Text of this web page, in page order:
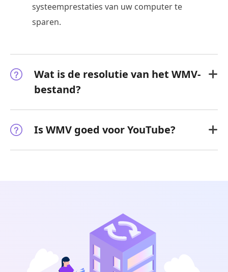
systeemprestaties van uw computer te
sparen.
Wat is de resolutie van het WMV-
bestand?
Is WMV goed voor YouTube?